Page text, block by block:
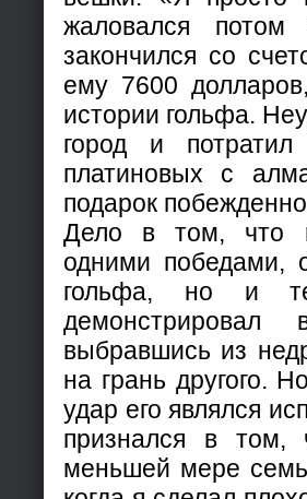
жаловался
закончился со
ему 7600
истории гольфа.
город и
платиновых с
подарок
Дело в том, что
одними победами,
гольфа, но и
выбравшись из
на грань другого.
удар его являлся
признался в том,
меньшей мере